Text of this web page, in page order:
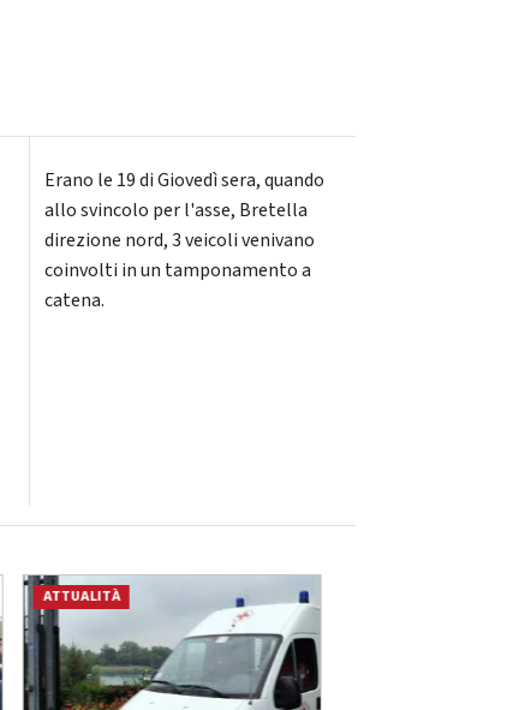
Erano le 19 di Giovedì sera, quando
allo svincolo per l'asse, Bretella
direzione nord, 3 veicoli venivano
coinvolti in un tamponamento a
catena.
ATTUALITÀ